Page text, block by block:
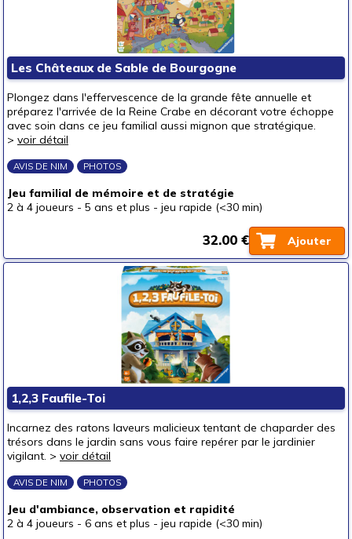
Les Châteaux de Sable de Bourgogne
Plongez dans l'effervescence de la grande fête annuelle et
préparez l'arrivée de la Reine Crabe en décorant votre échoppe
avec soin dans ce jeu familial aussi mignon que stratégique.
> voir détail
AVIS DE NIM PHOTOS
Jeu familial de mémoire et de stratégie
2 à 4 joueurs - 5 ans et plus - jeu rapide (<30 min)
Ajouter
32.00 €
1,2,3 Faufile-Toi
Incarnez des ratons laveurs malicieux tentant de chaparder des
trésors dans le jardin sans vous faire repérer par le jardinier
vigilant. > voir détail
AVIS DE NIM PHOTOS
Jeu d'ambiance, observation et rapidité
2 à 4 joueurs - 6 ans et plus - jeu rapide (<30 min)